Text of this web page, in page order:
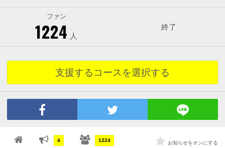
ファン
1224 人
終了
支援するコースを選択する
4 1224 お知らせをオンにする